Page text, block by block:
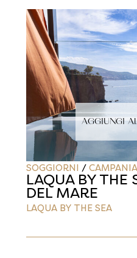
AGGIUNGI
SOGGIORNI / CAMPANIA
LAQUA BY THE
DEL MARE
LAQUA BY THE SEA